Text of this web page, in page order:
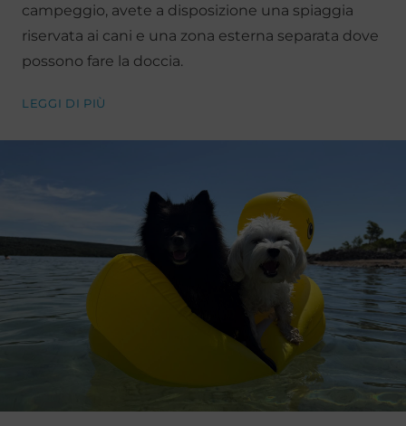
campeggio, avete a disposizione una spiaggia
riservata ai cani e una zona esterna separata dove
possono fare la doccia.
LEGGI DI PIÙ